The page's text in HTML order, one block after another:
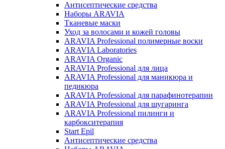
Антисептические средства
Наборы ARAVIA
Тканевые маски
Уход за волосами и кожей головы
ARAVIA Professional полимерные воски
ARAVIA Laboratories
ARAVIA Organic
ARAVIA Professional для лица
ARAVIA Professional для маникюра и
педикюра
ARAVIA Professional для парафинотерапии
ARAVIA Professional для шугаринга
ARAVIA Professional пилинги и
карбокситерапия
Start Epil
Антисептические средства